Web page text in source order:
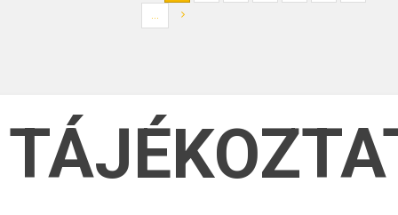
...